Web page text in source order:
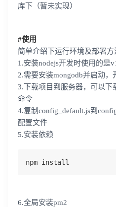
库下（暂未实现）
#使用
简单介绍下运行环境及部署方
1.安装nodejs开发时使用的是
2.需要安装mongodb并启动，
3.下载项目到服务器，可以下
命令
4.复制config_default.js到
配置文件
5.安装依赖
npm install
6.全局安装pm2